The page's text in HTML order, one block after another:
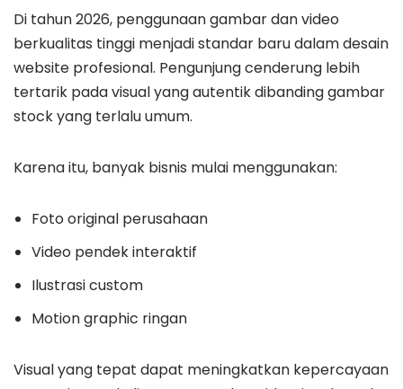
Di tahun 2026, penggunaan gambar dan video
berkualitas tinggi menjadi standar baru dalam desain
website profesional. Pengunjung cenderung lebih
tertarik pada visual yang autentik dibanding gambar
stock yang terlalu umum.
Karena itu, banyak bisnis mulai menggunakan:
Foto original perusahaan
Video pendek interaktif
Ilustrasi custom
Motion graphic ringan
Visual yang tepat dapat meningkatkan kepercayaan